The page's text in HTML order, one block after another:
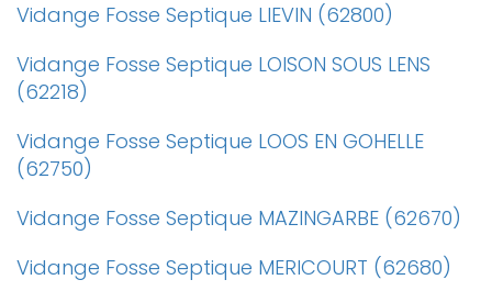
Vidange Fosse Septique LIEVIN (62800)
Vidange Fosse Septique LOISON SOUS LENS
(62218)
Vidange Fosse Septique LOOS EN GOHELLE
(62750)
Vidange Fosse Septique MAZINGARBE (62670)
Vidange Fosse Septique MERICOURT (62680)